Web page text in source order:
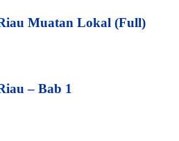
Muatan Lokal (Full)
– Bab 1